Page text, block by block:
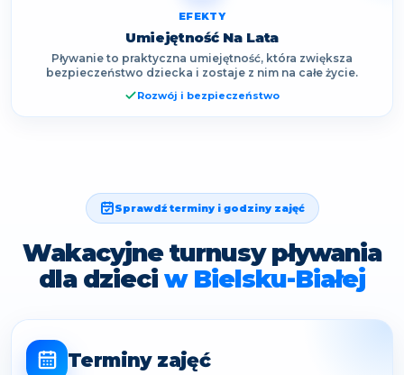
EFEKTY
Umiejętność Na Lata
Pływanie to praktyczna umiejętność, która zwiększa
bezpieczeństwo dziecka i zostaje z nim na całe życie.
Rozwój i bezpieczeństwo
Sprawdź terminy i godziny zajęć
Wakacyjne turnusy pływania
dla dzieci w Bielsku-Białej
Terminy zajęć